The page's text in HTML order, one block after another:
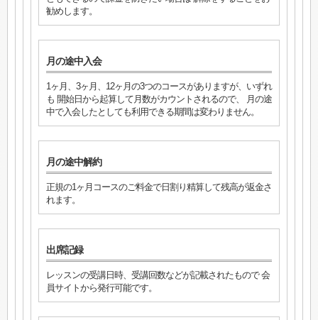
勧めします。
月の途中入会
1ヶ月、3ヶ月、12ヶ月の3つのコースがありますが、いずれ
も 開始日から起算して月数がカウントされるので、 月の途
中で入会したとしても利用できる期間は変わりません。
月の途中解約
正規の1ヶ月コースのご料金で日割り精算して残高が返金さ
れます。
出席記録
レッスンの受講日時、受講回数などが記載されたもので 会
員サイトから発行可能です。